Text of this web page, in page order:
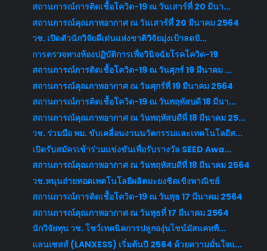
สถานการณ์การติดเชื้อโควิด-19 ณ วันเสาร์ที่ 20 มีนา...
สถานการณ์คุณภาพอากาศ ณ วันเสาร์ที่ 20 มีนาคม 2564
วช. เปิดตัวนักวิจัยดีเด่นแห่งชาติวิจัยมุ่งเป้าลดปั...
การตรวจทางห้องปฏิบัติการเพื่อวินิจฉัยโรคโควิด-19
สถานการณ์การติดเชื้อโควิด-19 ณ วันศุกร์ 19 มีนาคม ...
สถานการณ์คุณภาพอากาศ ณ วันศุกร์ที่ 19 มีนาคม 2564
สถานการณ์การติดเชื้อโควิด-19 ณ วันพฤหัสบดี 18 มีนา...
สถานการณ์คุณภาพอากาศ ณ วันพฤหัสบดีที่ 18 มีนาคม 25...
วช. ร่วมมือ พม. ขับเคลื่อนงานนวัตกรรมและเทคโนโลยีส...
เปิดรับสมัครเข้าร่วมแข่งขันเพื่อรับรางวัล SEED Awa...
สถานการณ์คุณภาพอากาศ ณ วันพฤหัสบดีที่ 18 มีนาคม 2564
วช.หนุนถ่ายทอดเทคโนโลยีผลิตมะยงชิดเชิงพาณิชย์
สถานการณ์การติดเชื้อโควิด-19 ณ วันพุธ 17 มีนาคม 2564
สถานการณ์คุณภาพอากาศ ณ วันพุธที่ 17 มีนาคม 2564
นักวิจัยทุน วช. โชว์เทคนิคการปลูกองุ่นไชน์มัสแคทพื...
แลนเซสส์ (LANXESS) เริ่มต้นปี 2564 ด้วยความมั่นใจแ...